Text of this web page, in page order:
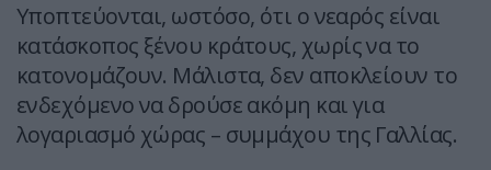
Υποπτεύονται, ωστόσο, ότι ο νεαρός είναι
κατάσκοπος ξένου κράτους, χωρίς να το
κατονομάζουν. Μάλιστα, δεν αποκλείουν το
ενδεχόμενο να δρούσε ακόμη και για
λογαριασμό χώρας – συμμάχου της Γαλλίας.